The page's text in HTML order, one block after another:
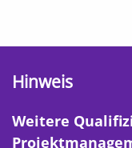
Hinweis
Weitere